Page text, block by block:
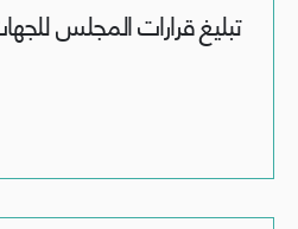
تبليغ قرارات المجلس